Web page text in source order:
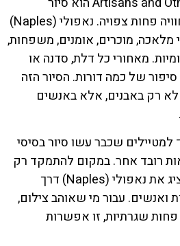
שמתאים למי שמחפש חוויה פחות צפויה. נאפולי (Naples)
מלאכה, מוכרים, אומנים, משפחות,
מאחורי כל דלת, סדנה או
של כמה דורות. הסיור הזה
לא רק באבנים, אלא באנשים
למטיילים שכבר עשו סיור בסיסי
רובד אחר. במקום להתמקד רק
בכיכרות ובכנסיות, הוא מציג את נאפולי (Naples) דרך
ואנשים. עבור מי שאוהב צילום,
פחות שגרתיות, זו אפשרות